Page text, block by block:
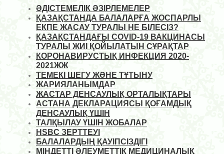
ӘДІСТЕМЕЛІК ӘЗІРЛЕМЕЛЕР
ҚАЗАҚСТАНДА БАЛАЛАРҒА ЖОСПАРЛЫ
ЕКПЕ ЖАСАУ ТУРАЛЫ НЕ БІЛЕСІЗ?
ҚАЗАҚСТАНДАҒЫ COVID-19 ВАКЦИНАСЫ
ТУРАЛЫ ЖИІ ҚОЙЫЛАТЫН СҰРАҚТАР
КОРОНАВИРУСТЫҚ ИНФЕКЦИЯ 2020-
2021ЖЖ
ТЕМЕКІ ШЕГУ ЖӘНЕ ТҰТЫНУ
ЖАРИЯЛАНЫМДАР
ЖАСТАР ДЕНСАУЛЫҚ ОРТАЛЫҚТАРЫ
АСТАНА ДЕКЛАРАЦИЯСЫ ҚОҒАМДЫҚ
ДЕНСАУЛЫҚ ҮШІН
ТАЛҚЫЛАУ ҮШІН ЖОБАЛАР
HSBC ЗЕРТТЕУІ
БАЛАЛАРДЫҢ ҚАУІПСІЗДІГІ
МІНДЕТТІ ӘЛЕУМЕТТІК МЕДИЦИНАЛЫҚ